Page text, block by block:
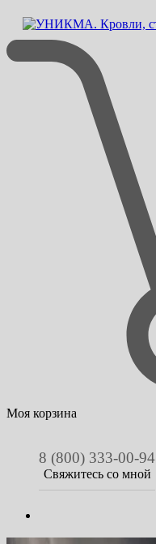
Моя корзина
8 (800) 333-00-94
Свяжитесь со мной